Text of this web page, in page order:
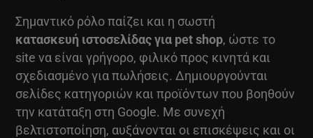
Σημαντικό ρόλο παίζει και η σωστή
κατασκευή ιστοσελίδας για pet shop, ώστε το
site να είναι γρήγορο, φιλικό προς κινητά και
σχεδιασμένο για πωλήσεις. Δημιουργούνται
σελίδες κατηγοριών και προϊόντων που βοηθούν
την κατάταξη στη Google. Με συνεχή
βελτιστοποίηση, αυξάνονται οι επισκέψεις και οι